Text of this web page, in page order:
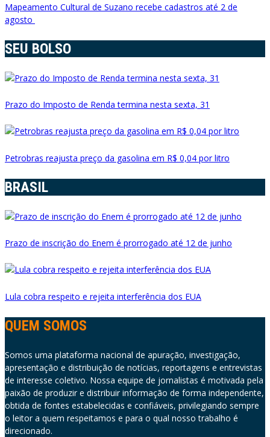
Mapeamento Cultural de Suzano recebe cadastros até 2 de
agosto
SEU BOLSO
Prazo do Imposto de Renda termina nesta sexta, 31
Petrobras reajusta preço da gasolina em R$ 0,04 por litro
BRASIL
Prazo de inscrição do Enem é prorrogado até 12 de junho
Lula cobra respeito e rejeita interferência dos EUA
QUEM SOMOS
Somos uma plataforma nacional de apuração, investigação,
apresentação e distribuição de notícias, reportagens e entrevistas
de interesse coletivo. Nossa equipe de jornalistas é motivada pela
paixão de produzir e distribuir informação de forma independente,
obtida de fontes estabelecidas e confiáveis, privilegiando sempre
o leitor a quem respeitamos e para o qual nosso trabalho é
direcionado.